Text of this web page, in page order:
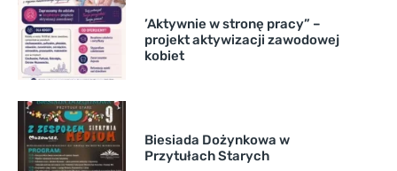
’Aktywnie w stronę pracy” –
projekt aktywizacji zawodowej
kobiet
Biesiada Dożynkowa w
Przytułach Starych